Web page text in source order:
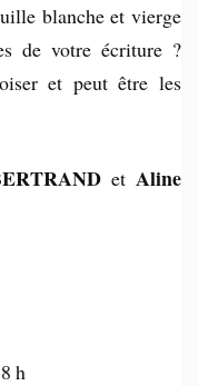
blanche et vierge
de votre écriture ?
et peut être les
etAline
h